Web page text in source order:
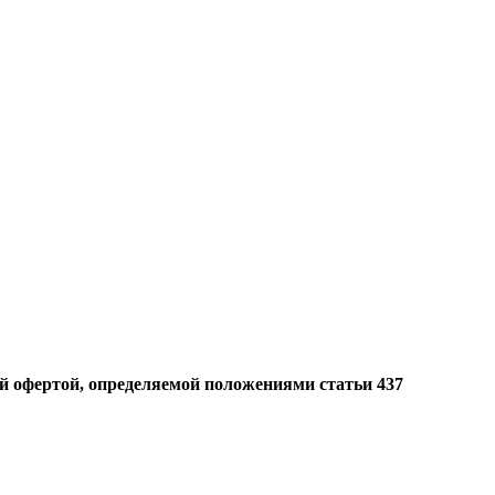
определяемой положениями статьи 437